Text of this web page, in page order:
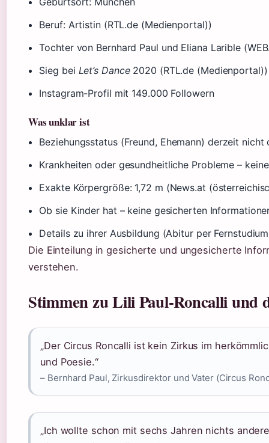
Beruf: Artistin (RTL.de (Medienportal))
Tochter von Bernhard Paul und Eliana Larible
Sieg bei Let’s Dance2020 (RTL.de (Medienportal))
Instagram-Profil mit 149.000 Followern
Was unklar ist
Beziehungsstatus (Freund, Ehemann) derzeit
Krankheiten oder gesundheitliche Probleme –
Exakte Körpergröße: 1,72 m (News.at
Ob sie Kinder hat – keine gesicherten
Details zu ihrer Ausbildung (Abitur per
Die Einteilung in gesicherte und ungesicherte
verstehen.
Stimmen zu Lili Paul-Roncalli und
„Der Circus Roncalli ist kein Zirkus im
und Poesie.“
– Bernhard Paul, Zirkusdirektor und Vater (Circus
„Ich wollte schon mit sechs Jahren nichts